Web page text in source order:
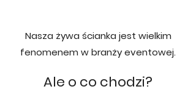
Nasza żywa ścianka jest wielkim
fenomenem w branżyeventowej.
Ale o co chodzi?